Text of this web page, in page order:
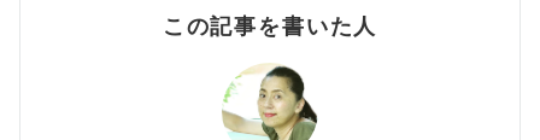
この記事を書いた人